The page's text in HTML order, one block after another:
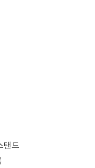
탠드